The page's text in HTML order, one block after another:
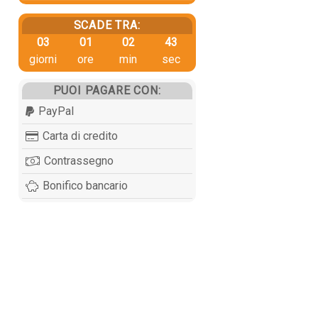
SCADE TRA:
03
giorni
01
ore
02
min
42
sec
PUOI PAGARE CON:
PayPal
Carta di credito
Contrassegno
Bonifico bancario